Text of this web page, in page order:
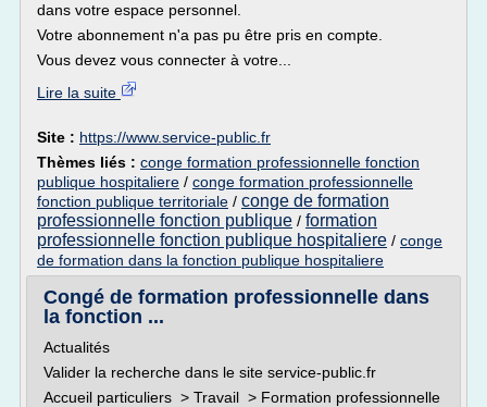
dans votre espace personnel.
Votre abonnement n'a pas pu être pris en compte.
Vous devez vous connecter à votre...
Lire la suite
Site : https://www.service-public.fr
Thèmes liés : conge formation professionnelle fonction
publique hospitaliere / conge formation professionnelle
fonction publique territoriale / conge de formation
professionnelle fonction publique / formation
professionnelle fonction publique hospitaliere / conge
de formation dans la fonction publique hospitaliere
Congé de formation professionnelle dans
la fonction ...
Actualités
Valider la recherche dans le site service-public.fr
Accueil particuliers > Travail > Formation professionnelle